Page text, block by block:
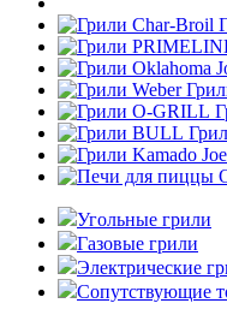
Угольные грили
Газовые грили
Электрические
Сопутствующие